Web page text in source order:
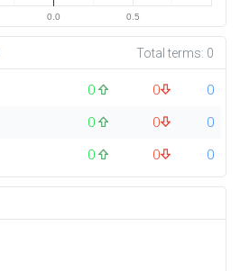
0.0 0.5
Total terms: 0
0 0
0
0 0
0
0 0 0